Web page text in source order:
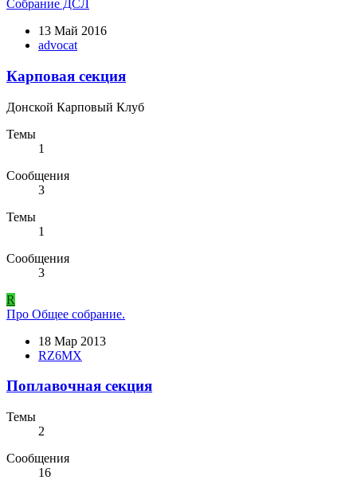
Собрание ДСЛ
13 Май 2016
advocat
Карповая секция
Донской Карповый Клуб
Темы
1
Сообщения
3
Темы
1
Сообщения
3
R
Про Общее собрание.
18 Мар 2013
RZ6MX
Поплавочная секция
Темы
2
Сообщения
16